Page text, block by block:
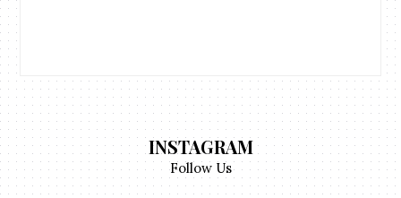
INSTAGRAM
Follow Us